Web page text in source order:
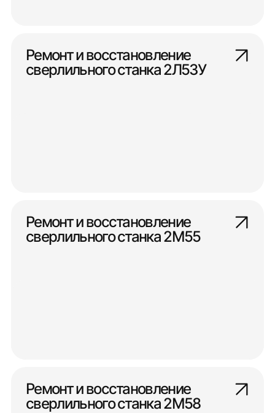
Ремонт и восстановление
сверлильного станка 2Л53У
Ремонт и восстановление
сверлильного станка 2М55
Ремонт и восстановление
сверлильного станка 2М58